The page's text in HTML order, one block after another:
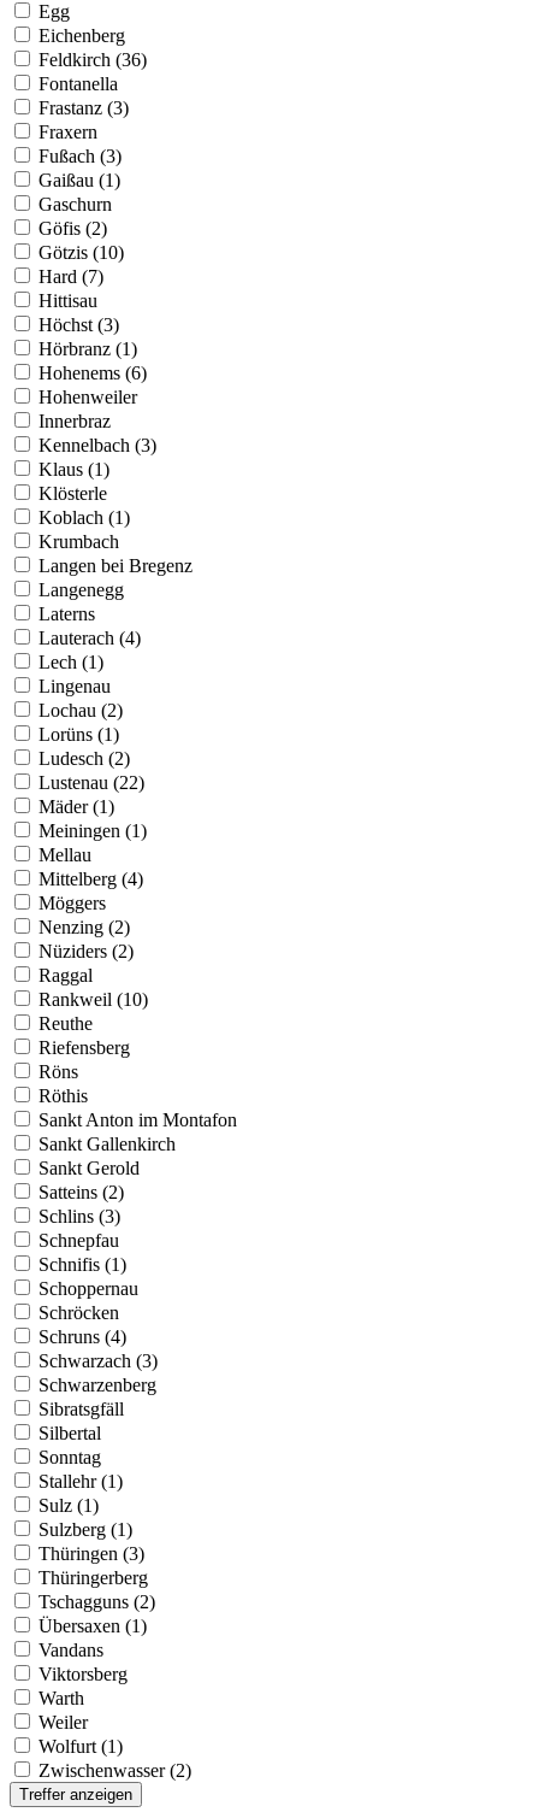
Egg
Eichenberg
Feldkirch (36)
Fontanella
Frastanz (3)
Fraxern
Fußach (3)
Gaißau (1)
Gaschurn
Göfis (2)
Götzis (10)
Hard (7)
Hittisau
Höchst (3)
Hörbranz (1)
Hohenems (6)
Hohenweiler
Innerbraz
Kennelbach (3)
Klaus (1)
Klösterle
Koblach (1)
Krumbach
Langen bei Bregenz
Langenegg
Laterns
Lauterach (4)
Lech (1)
Lingenau
Lochau (2)
Lorüns (1)
Ludesch (2)
Lustenau (22)
Mäder (1)
Meiningen (1)
Mellau
Mittelberg (4)
Möggers
Nenzing (2)
Nüziders (2)
Raggal
Rankweil (10)
Reuthe
Riefensberg
Röns
Röthis
Sankt Anton im Montafon
Sankt Gallenkirch
Sankt Gerold
Satteins (2)
Schlins (3)
Schnepfau
Schnifis (1)
Schoppernau
Schröcken
Schruns (4)
Schwarzach (3)
Schwarzenberg
Sibratsgfäll
Silbertal
Sonntag
Stallehr (1)
Sulz (1)
Sulzberg (1)
Thüringen (3)
Thüringerberg
Tschagguns (2)
Übersaxen (1)
Vandans
Viktorsberg
Warth
Weiler
Wolfurt (1)
Zwischenwasser (2)
Treffer anzeigen